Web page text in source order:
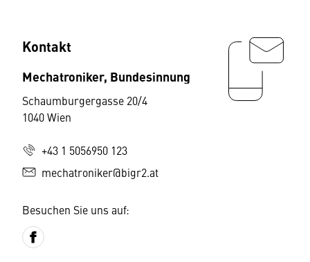
Kontakt
Mechatroniker, Bundesinnung
Schaumburgergasse 20/4
1040 Wien
+43 1 5056950 123
mechatroniker@bigr2.at
Besuchen Sie uns auf: